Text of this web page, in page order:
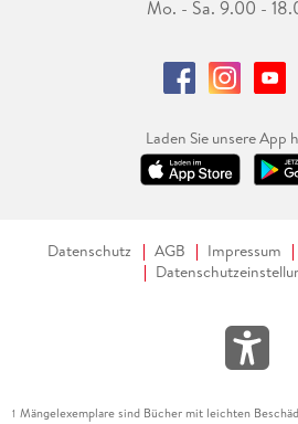
Mo. - Sa. 9.00 -
Laden Sie unsere App
Datenschutz AGB Impressum
1 Mängelexemplare sind Bücher mit leichten